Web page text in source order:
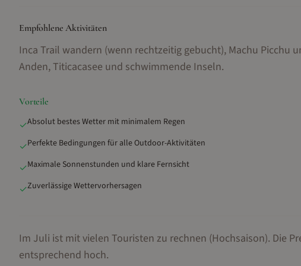
Empfohlene Aktivitäten
Inca Trail wandern (wenn rechtzeitig gebucht), Machu Picchu
Anden, Titicacasee und schwimmende Inseln.
Vorteile
✓Absolut bestes Wetter mit minimalem Regen
✓Perfekte Bedingungen für alle Outdoor-Aktivitäten
✓Maximale Sonnenstunden und klare Fernsicht
✓Zuverlässige Wettervorhersagen
Im Juli ist mit vielen Touristen zu rechnen (Hochsaison). Die
entsprechend hoch.